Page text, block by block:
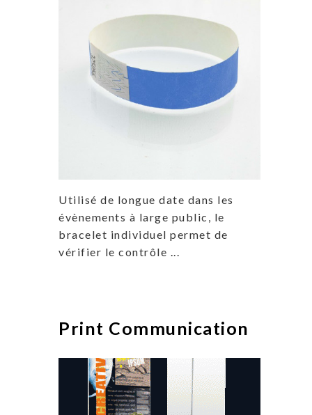
Utilisé de longue date dans les
évènements à large public, le
bracelet individuel permet de
vérifier le contrôle ...
Print Communication